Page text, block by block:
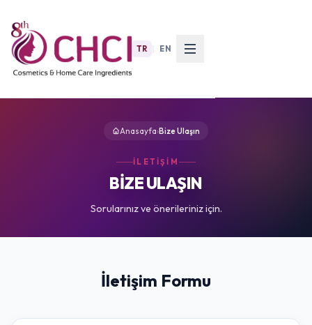
TR EN
Anasayfa›Bize Ulaşın
İLETIŞIM
BİZE ULAŞIN
Sorularınız ve önerileriniz için.
İletişim Formu